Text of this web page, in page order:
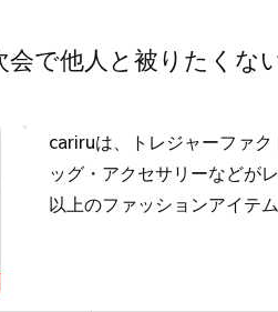
会で他人と被りたくな
cariruは、トレジャーファ
ッグ・アクセサリーなどが
以上のファッションアイテ